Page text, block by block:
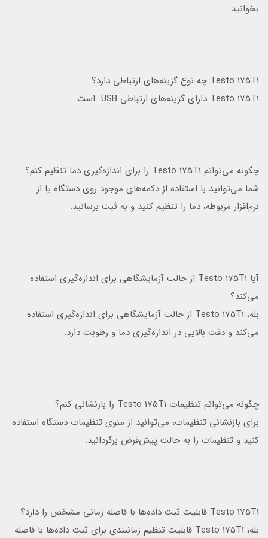
بخوانید.
Testo 175T1 چه نوع گزینه‌های ارتباطی دارد؟
Testo 175T1 دارای گزینه‌های ارتباطی USB است.
چگونه می‌توانم Testo 175T1 را برای اندازه‌گیری دما تنظیم کنم؟
شما می‌توانید با استفاده از دکمه‌های موجود روی دستگاه یا از
نرم‌افزار مربوطه، دما را تنظیم کنید و به ثبت برسانید.
آیا Testo 175T1 از حالت آزمایشگاهی برای اندازه‌گیری استفاده
می‌کند؟
بله، Testo 175T1 از حالت آزمایشگاهی برای اندازه‌گیری استفاده
می‌کند و دقت بالایی در اندازه‌گیری دما و رطوبت دارد.
چگونه می‌توانم تنظیمات Testo 175T1 را بازنشانی کنم؟
برای بازنشانی تنظیمات، می‌توانید از منوی تنظیمات دستگاه استفاده
کنید و تنظیمات را به حالت پیش‌فرض برگردانید.
Testo 175T1 قابلیت ثبت داده‌ها با فاصله زمانی مشخص را دارد؟
بله، Testo 175T1 قابلیت تنظیم زمانبندی برای ثبت داده‌ها با فاصله